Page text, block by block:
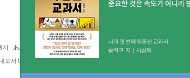
서 : あんなにあんなに
도서 top100 1주